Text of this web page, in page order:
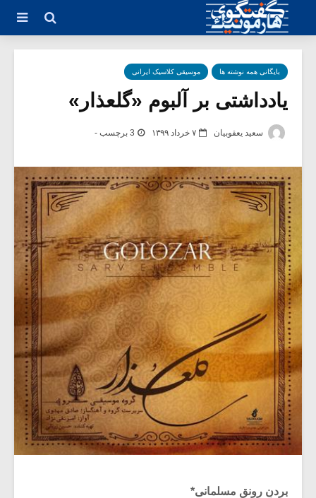
بایگانی همه نوشته ها موسیقی کلاسیک ایرانی
یادداشتی بر آلبوم «گلعذار»
سعید یعقوبیان ۷ خرداد ۱۳۹۹ 3 برچسب -
بردنِ رونقِ مسلمانی*